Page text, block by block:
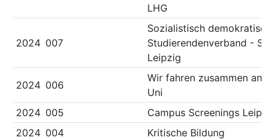
LHG
2024 007
Sozialistisch
Studierendenverband -
Leipzig
2024 006
Wir fahren zusammen an
Uni
2024 005
Campus Screenings
2024 004
Kritische Bildung